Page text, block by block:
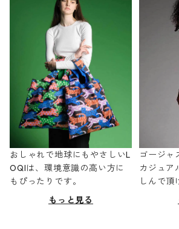
おしゃれで地球にもやさしいL
OQIは、環境意識の高い方に
もぴったりです。
もっと見る
ゴージャ
カジュア
しんで頂